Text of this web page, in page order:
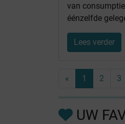
van
éénzelfde
Lees verder
« 1 2 3
UW